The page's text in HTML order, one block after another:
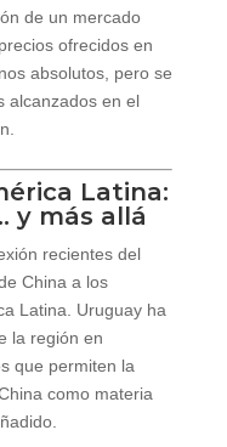
de un mercado
ofrecidos en
absolutos, pero se
alcanzados en el
Latina:
y más allá
recientes del
China a los
Latina. Uruguay ha
la región en
que permiten la
como materia